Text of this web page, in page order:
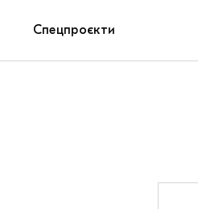
Спецпроєкти